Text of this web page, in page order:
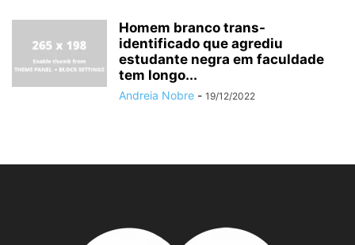
Homem branco trans-
identificado que agrediu
estudante negra em faculdade
tem longo...
Andreia Nobre - 19/12/2022